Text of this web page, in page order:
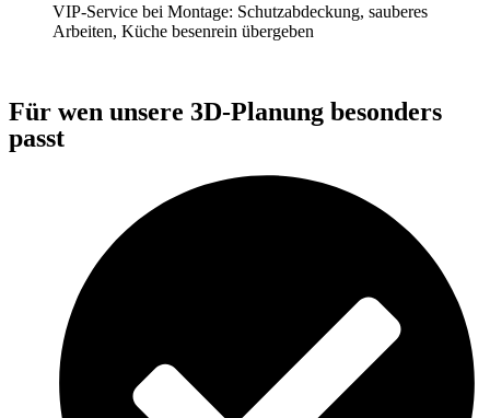
VIP‑Service bei Montage: Schutzabdeckung, sauberes
Arbeiten, Küche besenrein übergeben
Für wen unsere 3D‑Planung besonders
passt